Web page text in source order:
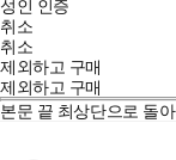
성인 인증
취소
취소
제외하고 구매
제외하고 구매
본문 끝 최상단으로 돌